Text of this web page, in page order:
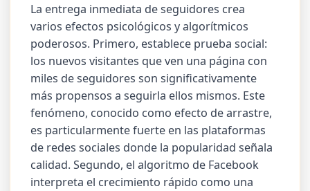
La entrega inmediata de seguidores crea
varios efectos psicológicos y algorítmicos
poderosos. Primero, establece prueba social:
los nuevos visitantes que ven una página con
miles de seguidores son significativamente
más propensos a seguirla ellos mismos. Este
fenómeno, conocido como efecto de arrastre,
es particularmente fuerte en las plataformas
de redes sociales donde la popularidad señala
calidad. Segundo, el algoritmo de Facebook
interpreta el crecimiento rápido como una